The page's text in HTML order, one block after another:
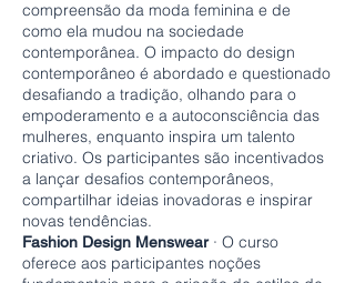
compreensão da moda feminina e de
como ela mudou na sociedade
contemporânea. O impacto do design
contemporâneo é abordado e questionado
desafiando a tradição, olhando para o
empoderamento e a autoconsciência das
mulheres, enquanto inspira um talento
criativo. Os participantes são incentivados
a lançar desafios contemporâneos,
compartilhar ideias inovadoras e inspirar
novas tendências.
Fashion Design Menswear · O curso
oferece aos participantes noções